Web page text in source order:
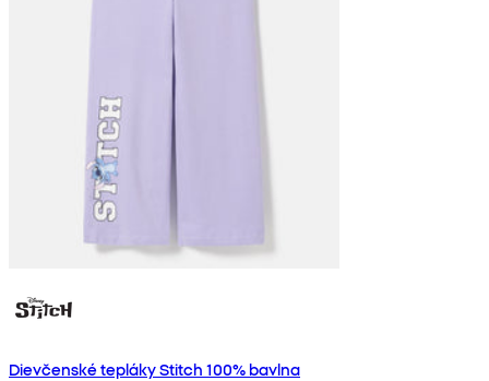
Dievčenské tepláky Stitch 100% bavlna